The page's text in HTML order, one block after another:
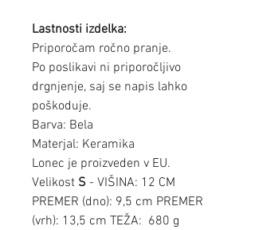
Lastnosti izdelka:
Priporočam ročno pranje.
Po poslikavi ni priporočljivo
drgnjenje, saj se napis lahko
poškoduje.
Barva: Bela
Materjal: Keramika
Lonec je proizveden v EU.
Velikost S - VIŠINA: 12 CM
PREMER (dno): 9,5 cm PREMER
(vrh): 13,5 cm TEŽA: 680 g